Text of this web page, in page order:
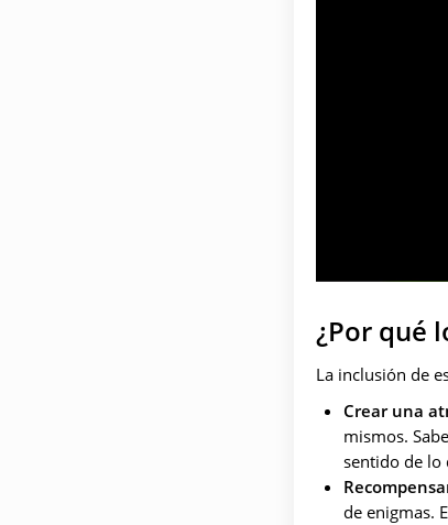
¿Por qué
La inclusión de
Crear una
mismos.
sentido de lo
de enigmas.